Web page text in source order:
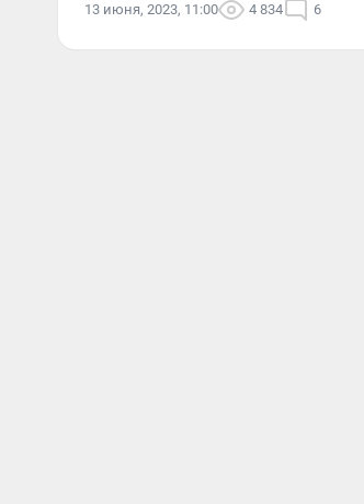
13 июня, 2023, 11:00 4 834 6